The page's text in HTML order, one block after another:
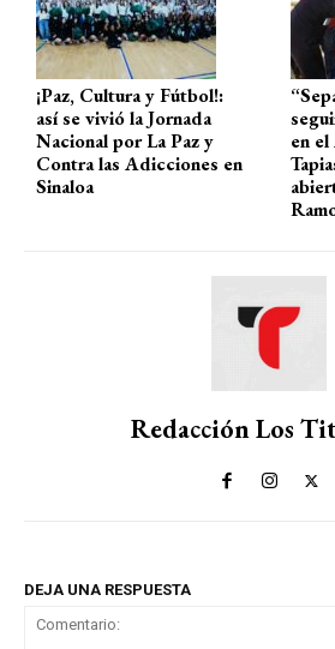
p k
¡Paz, Cultura y Fútbol!:
así se vivió la Jornada
Nacional por La Paz y
Contra las Adicciones en
Sinaloa
en
Redacción Los
DEJA UNA RESPUESTA